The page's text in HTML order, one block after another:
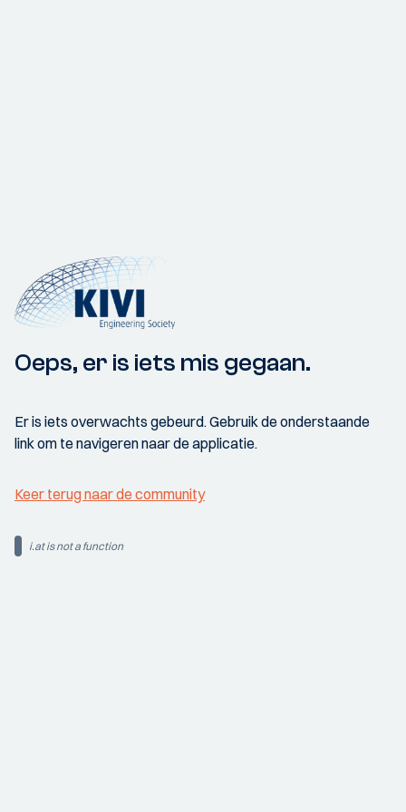
Oeps, er is iets mis gegaan.
Er is iets overwachts gebeurd. Gebruik de onderstaande
link om te navigeren naar de applicatie.
Keer terug naar de community
i.at is not a function